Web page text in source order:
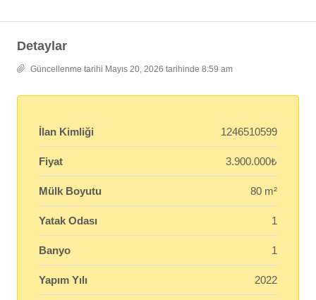
Detaylar
Güncellenme tarihi Mayıs 20, 2026 tarihinde 8:59 am
İlan Kimliği 1246510599
Fiyat 3.900.000₺
Mülk Boyutu 80 m²
Yatak Odası 1
Banyo 1
Yapım Yılı 2022